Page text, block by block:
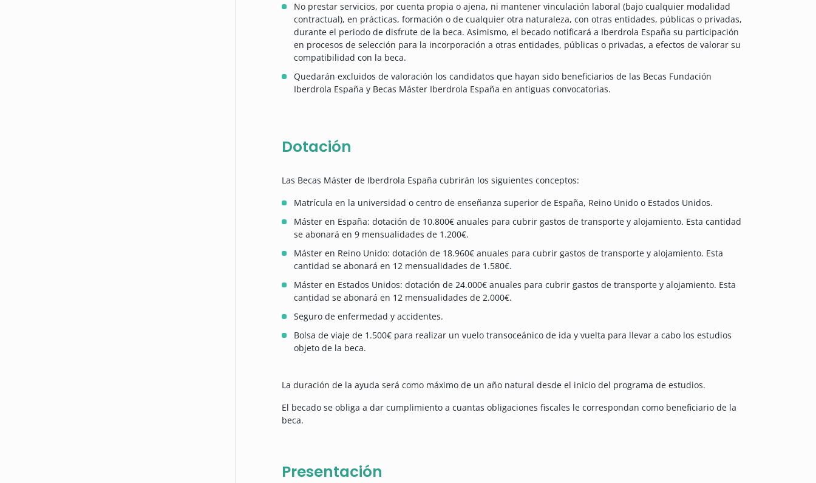
No prestar servicios, por cuenta propia o ajena, ni mantener vinculación laboral (bajo cualquier modalidad
contractual), en prácticas, formación o de cualquier otra naturaleza, con otras entidades, públicas o privadas,
durante el periodo de disfrute de la beca. Asimismo, el becado notificará a Iberdrola España su participación
en procesos de selección para la incorporación a otras entidades, públicas o privadas, a efectos de valorar su
compatibilidad con la beca.
Quedarán excluidos de valoración los candidatos que hayan sido beneficiarios de las Becas Fundación
Iberdrola España y Becas Máster Iberdrola España en antiguas convocatorias.
Dotación
Las Becas Máster de Iberdrola España cubrirán los siguientes conceptos:
Matrícula en la universidad o centro de enseñanza superior de España, Reino Unido o Estados Unidos.
Máster en España: dotación de 10.800€ anuales para cubrir gastos de transporte y alojamiento. Esta cantidad
se abonará en 9 mensualidades de 1.200€.
Máster en Reino Unido: dotación de 18.960€ anuales para cubrir gastos de transporte y alojamiento. Esta
cantidad se abonará en 12 mensualidades de 1.580€.
Máster en Estados Unidos: dotación de 24.000€ anuales para cubrir gastos de transporte y alojamiento. Esta
cantidad se abonará en 12 mensualidades de 2.000€.
Seguro de enfermedad y accidentes.
Bolsa de viaje de 1.500€ para realizar un vuelo transoceánico de ida y vuelta para llevar a cabo los estudios
objeto de la beca.
La duración de la ayuda será como máximo de un año natural desde el inicio del programa de estudios.
El becado se obliga a dar cumplimiento a cuantas obligaciones fiscales le correspondan como beneficiario de la
beca.
Presentación